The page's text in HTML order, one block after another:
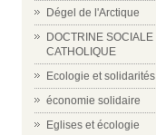
Dégel de l'Arctique
DOCTRINE SOCIALE
CATHOLIQUE
Ecologie et solidarités
économie solidaire
Eglises et écologie